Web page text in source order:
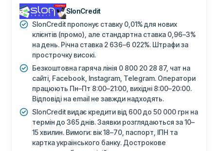
SlonCredit
SlonCredit пропонує ставку 0,01% для нових
клієнтів (промо), але стандартна ставка 0,96–3%
на день. Річна ставка 2 636–6 022%. Штрафи за
прострочку високі.
Безкоштовна гаряча лінія 0 800 20 28 87, чат на
сайті, Facebook, Instagram, Telegram. Оператори
працюють Пн–Пт 8:00–21:00, вихідні 8:00–20:00.
Відповіді на email не завжди надходять.
SlonCredit видає кредити від 600 до 50 000 грн на
термін до 365 днів. Заявки розглядаються за 10–
15 хвилин. Вимоги: вік 18–70, паспорт, ІПН та
картка українського банку. Дострокове